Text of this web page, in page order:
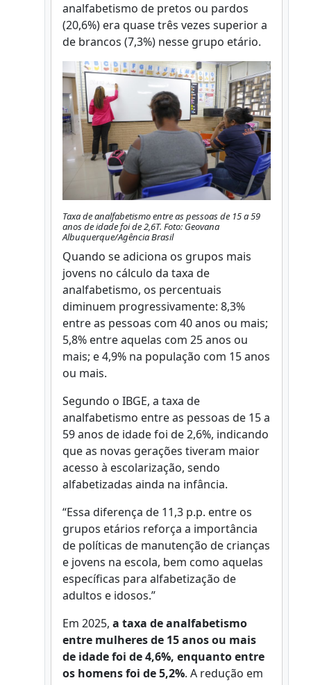
analfabetismo de pretos ou pardos
(20,6%) era quase três vezes superior a
de brancos (7,3%) nesse grupo etário.
Taxa de analfabetismo entre as pessoas de 15 a 59
anos de idade foi de 2,6T. Foto: Geovana
Albuquerque/Agência Brasil
Quando se adiciona os grupos mais
jovens no cálculo da taxa de
analfabetismo, os percentuais
diminuem progressivamente: 8,3%
entre as pessoas com 40 anos ou mais;
5,8% entre aquelas com 25 anos ou
mais; e 4,9% na população com 15 anos
ou mais.
Segundo o IBGE, a taxa de
analfabetismo entre as pessoas de 15 a
59 anos de idade foi de 2,6%, indicando
que as novas gerações tiveram maior
acesso à escolarização, sendo
alfabetizadas ainda na infância.
“Essa diferença de 11,3 p.p. entre os
grupos etários reforça a importância
de políticas de manutenção de crianças
e jovens na escola, bem como aquelas
específicas para alfabetização de
adultos e idosos.”
Em 2025, a taxa de analfabetismo
entre mulheres de 15 anos ou mais
de idade foi de 4,6%, enquanto entre
os homens foi de 5,2%. A redução em